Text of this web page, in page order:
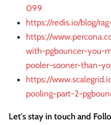
099
https://redis.io/blog/
https://
with-pgbouncer-you-
pooler-sooner-than-
https://
pooling-part-2-
Let's stay in touch and